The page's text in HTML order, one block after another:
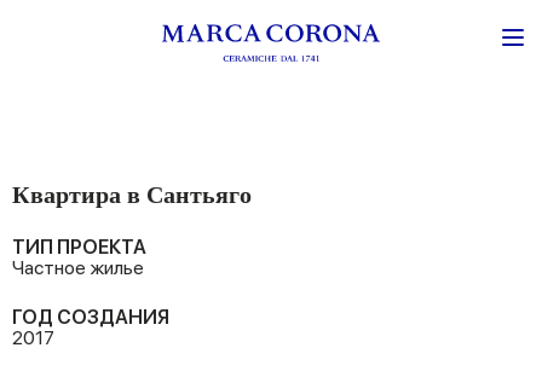
Квартира в Сантьяго
ТИП ПРОЕКТА
Частное жилье
ГОД СОЗДАНИЯ
2017